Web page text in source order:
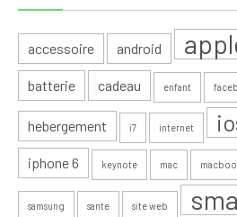
accessoire android
batterie cadeau enfant
hebergement i7 internet
iphone 6 keynote mac
samsung sante site web